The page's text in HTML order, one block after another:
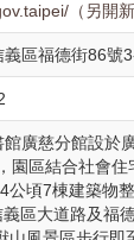
（另開新
義區福德街86號
廣慈分館設於
園區結合社會住
公頃7棟建築物
區大道路及福